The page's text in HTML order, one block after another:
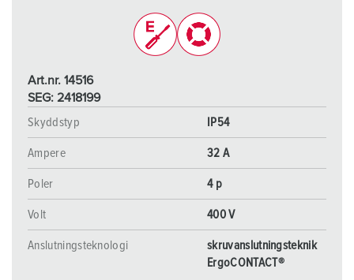
Art.nr. 14516
SEG: 2418199
Skyddstyp
IP54
Ampere 32 A
Poler 4 p
Volt 400 V
Anslutningsteknologi
skruvanslutningsteknik
ErgoCONTACT®